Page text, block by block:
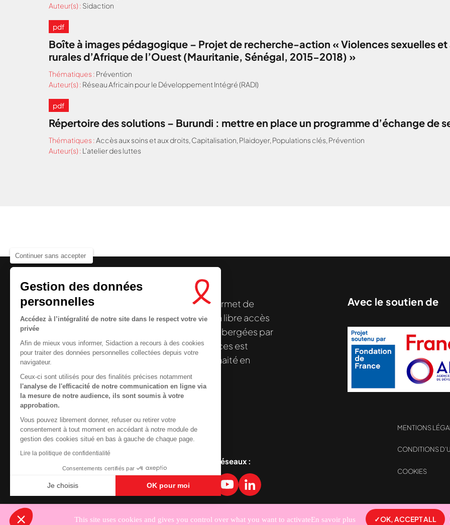
Continuer sans accepter
Gestion des données
personnelles
Accédez à l’intégralité de notre site dans le respect votre vie
privée
Afin de mieux vous informer, Sidaction a recours à des cookies
pour traiter des données personnelles collectées depuis votre
navigateur.
Ceux-ci sont utilisés pour des finalités précises notamment
l'analyse de l'efficacité de notre communication en ligne via
la mesure de notre audience, ils sont soumis à votre
approbation.
Vous pouvez librement donner, refuser ou retirer votre
consentement à tout moment en accédant à notre module de
gestion des cookies situé en bas à gauche de chaque page.
Lire la politique de confidentialité
Consentements certifiés par
Je choisis OK pour moi
Plateforme de Gestion du Consentement : Personnalisez vos Options
Notre plateforme vous permet d'adapter et de gérer vos paramètres de confidentialité, en garantissant la
Auteur(s) : Sidaction
pdf
Boîte à images pédagogique – Projet de recherche-action « Violences sexuelles
rurales d’Afrique de l’Ouest (Mauritanie, Sénégal, 2015-2018) »
Thématiques : Prévention
Auteur(s) : Réseau Africain pour le Développement Intégré (RADI)
pdf
Répertoire des solutions – Burundi : mettre en place un programme d’échange de
Thématiques :Accès aux soins et aux droits, Capitalisation, Plaidoyer, Populations clés, Prévention
Auteur(s) : L'atelier des luttes
Le centre de ressources de Sidactionpermet de
disposer de ressources francophones en libre accès
. À l’origine, hébergées par
la Plateforme ELSA, le Centre de ressources est
désormais gérée par Sidaction qui a souhaité en
reprendre le pilotage.
Avec le soutien de
Contactez-nous
Newsletter
Nous suivre sur les réseaux :
MENTIONS
CONDITIONS
COOKIES
This site uses cookies and gives you control over what you want to activateEn savoir plus OK, ACCEPT ALL